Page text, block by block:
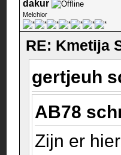
dakur
Melchior
RE: Kmetija
gertjeuh
AB78
Zijn er